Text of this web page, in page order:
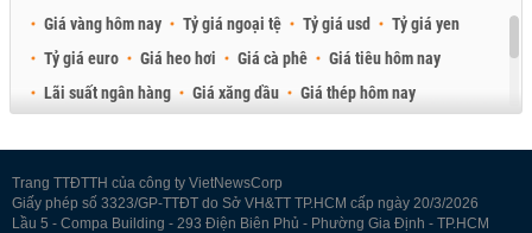
Giá vàng hôm nay Tỷ giá ngoại tệ Tỷ giá usd
Tỷ giá yen
Tỷ giá euro
Giá heo hơi Giá cà phê
Giá tiêu hôm nay
Lãi suất ngân hàng
Giá xăng dầu
Giá thép hôm nay
Trang TTĐTTH của công ty VietNewsCorp
Giấy phép số 3323/GP-TTĐT do Sở VH&TT TP.HCM cấp ngày 20/3/2026
Lầu 5 - Compa Building - 293 Điện Biên Phủ - Phường Gia Định - TP.HCM